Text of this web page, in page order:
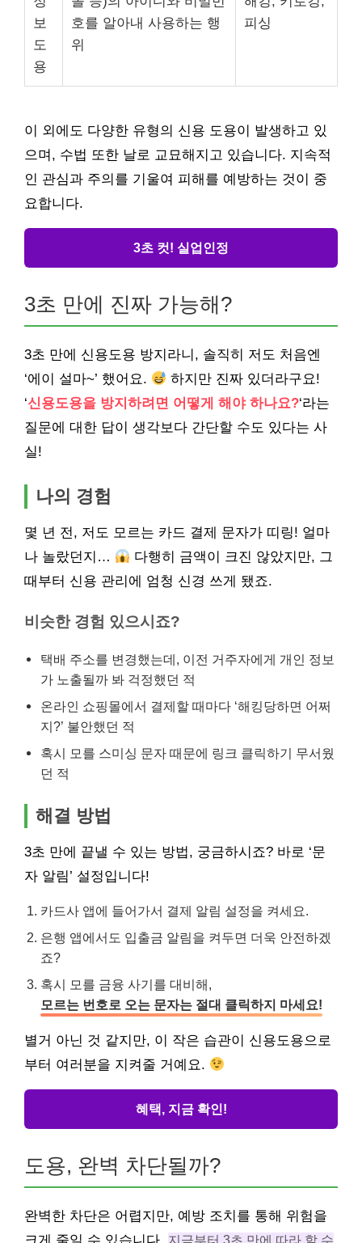
보
도
용
호를 알아내 사용하는 행
위
피싱
이 외에도 다양한 유형의 신용 도용이 발생하고 있
으며, 수법 또한 날로 교묘해지고 있습니다. 지속적
인 관심과 주의를 기울여 피해를 예방하는 것이 중
요합니다.
3초 컷! 실업인정
3초 만에 진짜 가능해?
3초 만에 신용도용 방지라니, 솔직히 저도 처음엔
‘에이 설마~’ 했어요.
하지만 진짜 있더라구요!
‘신용도용을 방지하려면 어떻게 해야 하나요?‘라는
질문에 대한 답이 생각보다 간단할 수도 있다는 사
실!
나의 경험
몇 년 전, 저도 모르는 카드 결제 문자가 띠링! 얼마
나 놀랐던지…
다행히 금액이 크진 않았지만, 그
때부터 신용 관리에 엄청 신경 쓰게 됐죠.
비슷한 경험 있으시죠?
택배 주소를 변경했는데, 이전 거주자에게 개인 정보
가 노출될까 봐 걱정했던 적
온라인 쇼핑몰에서 결제할 때마다 ‘해킹당하면 어쩌
지?’ 불안했던 적
혹시 모를 스미싱 문자 때문에 링크 클릭하기 무서웠
던 적
해결 방법
3초 만에 끝낼 수 있는 방법, 궁금하시죠? 바로 ‘문
자 알림’ 설정입니다!
카드사 앱에 들어가서 결제 알림 설정을 켜세요.
은행 앱에서도 입출금 알림을 켜두면 더욱 안전하겠
죠?
혹시 모를 금융 사기를 대비해,
모르는 번호로 오는 문자는 절대 클릭하지 마세요!
별거 아닌 것 같지만, 이 작은 습관이 신용도용으로
부터 여러분을 지켜줄 거예요.
혜택, 지금 확인!
도용, 완벽 차단될까?
완벽한 차단은 어렵지만, 예방 조치를 통해 위험을
지금부터 3초 만에 따라 할 수